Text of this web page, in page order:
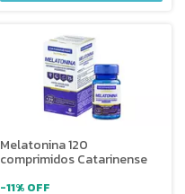
Melatonina 120
comprimidos Catarinense
-11% OFF